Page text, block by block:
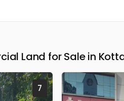
Land for Sale in
7